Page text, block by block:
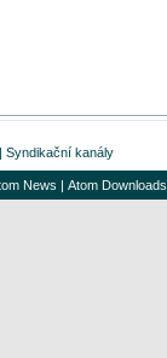
| Syndikační kanály
News | Atom Downloads